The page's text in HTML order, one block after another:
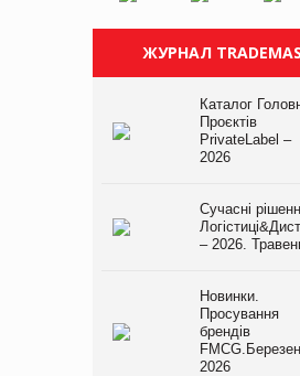
ЖУРНАЛ
Каталог
Проєктів
PrivateLabel –
2026
Сучасні
– 2026.
Новинки.
Просування
брендів
2026